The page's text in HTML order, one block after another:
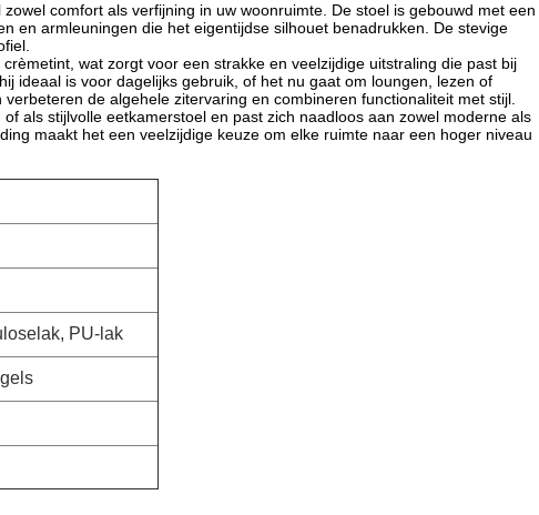
comfort als verfijning in uw woonruimte. De stoel is gebouwd met een
en armleuningen die het eigentijdse silhouet benadrukken. De stevige
wat zorgt voor een strakke en veelzijdige uitstraling die past bij
ideaal is voor dagelijks gebruik, of het nu gaat om loungen, lezen of
de algehele zitervaring en combineren functionaliteit met stijl.
als stijlvolle eetkamerstoel en past zich naadloos aan zowel moderne als
maakt het een veelzijdige keuze om elke ruimte naar een hoger niveau
PU-lak